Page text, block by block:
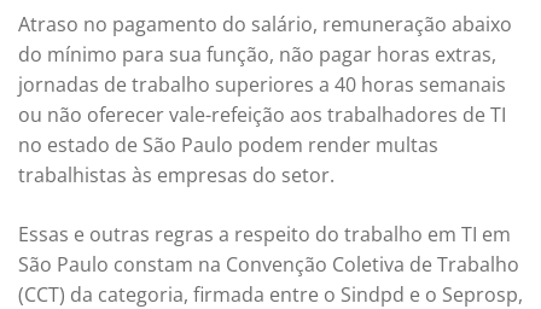
Atraso no pagamento do salário, remuneração abaixo
do mínimo para sua função, não pagar horas extras,
jornadas de trabalho superiores a 40 horas semanais
ou não oferecer vale-refeição aos trabalhadores de TI
no estado de São Paulo podem render multas
trabalhistas às empresas do setor.
Essas e outras regras a respeito do trabalho em TI em
São Paulo constam na Convenção Coletiva de Trabalho
(CCT) da categoria, firmada entre o Sindpd e o Seprosp,